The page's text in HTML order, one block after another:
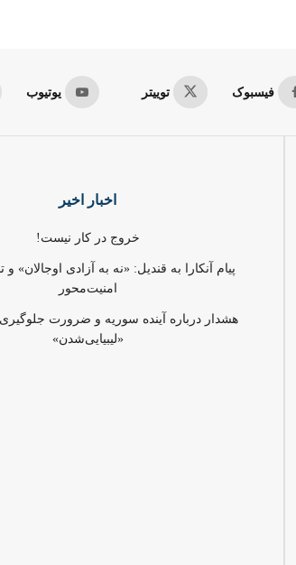
فیسبوک توییتر یوتیوب
اخبار اخیر
خروج در کار نیست!
پیام آنکارا به قندیل: «نه به آزادی اوجالان» و
امنیت‌محور
هشدار درباره آینده سوریه و ضرورت
«لیبیایی‌شدن»